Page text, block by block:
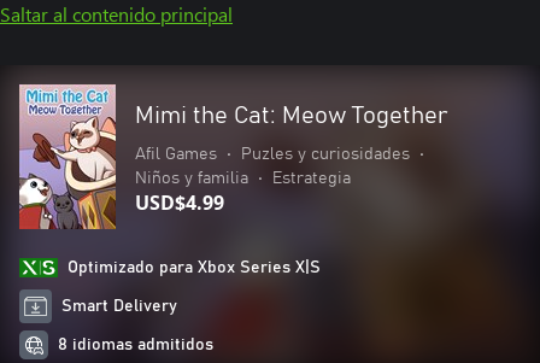
Saltar al contenido principal
Mimi the Cat: Meow Together
Afil Games • Puzles y curiosidades
•
Niños y familia
• Estrategia
USD$4.99
Optimizado para Xbox Series X|S
Smart Delivery
8 idiomas admitidos